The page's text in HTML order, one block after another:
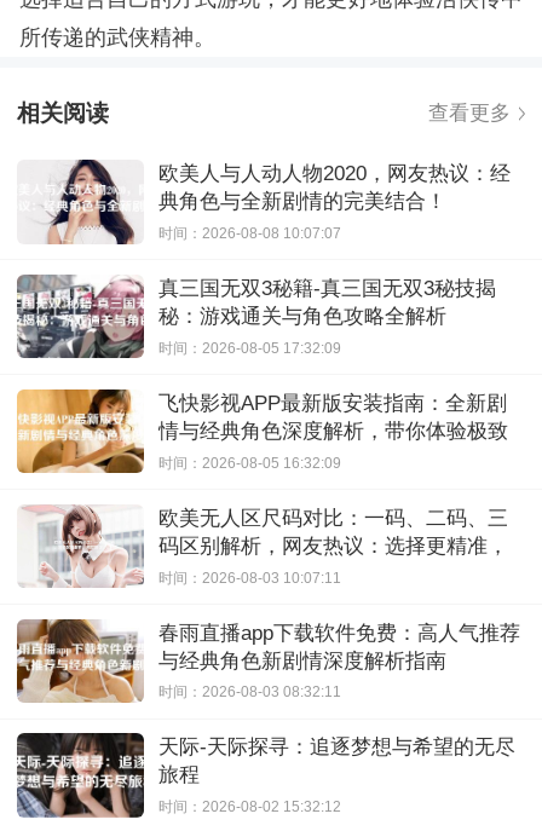
所传递的武侠精神。
相关阅读 查看更多
欧美人与人动人物2020，网友热议：经
典角色与全新剧情的完美结合！
时间：2026-08-08 10:07:07
真三国无双3秘籍-真三国无双3秘技揭
秘：游戏通关与角色攻略全解析
时间：2026-08-05 17:32:09
飞快影视APP最新版安装指南：全新剧
情与经典角色深度解析，带你体验极致
观影快感
时间：2026-08-05 16:32:09
欧美无人区尺码对比：一码、二码、三
码区别解析，网友热议：选择更精准，
购物无忧！
时间：2026-08-03 10:07:11
春雨直播app下载软件免费：高人气推荐
与经典角色新剧情深度解析指南
时间：2026-08-03 08:32:11
天际-天际探寻：追逐梦想与希望的无尽
旅程
时间：2026-08-02 15:32:12